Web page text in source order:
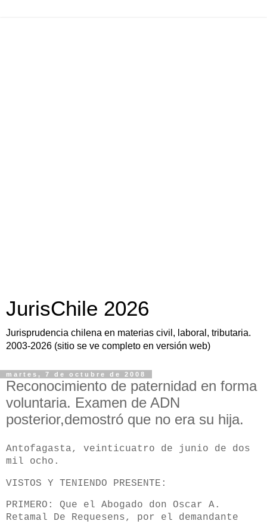
JurisChile 2026
Jurisprudencia chilena en materias civil, laboral, tributaria.
2003-2026 (sitio se ve completo en versión web)
martes, 7 de octubre de 2008
Reconocimiento de paternidad en forma
voluntaria. Examen de ADN
posterior,demostró que no era su hija.
Antofagasta, veinticuatro de junio de dos
mil ocho.
VISTOS Y TENIENDO PRESENTE:
PRIMERO: Que el Abogado don Oscar A.
Retamal De Requesens, por el demandante